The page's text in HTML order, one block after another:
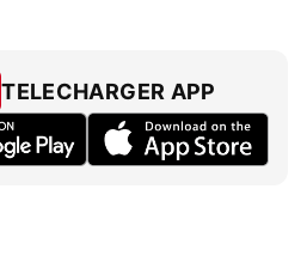
TELECHARGER APP